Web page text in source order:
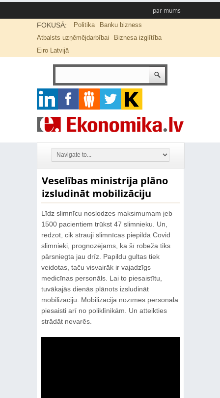
par mums
FOKUSĀ: Politika
Banku bizness
Atbalsts uzņēmējdarbībai
Biznesa izglītība
Eiro Latvijā
Veselības ministrija plāno
izsludināt mobilizāciju
Līdz slimnīcu noslodzes maksimumam jeb
1500 pacientiem trūkst 47 slimnieku. Un,
redzot, cik strauji slimnīcas piepilda Covid
slimnieki, prognozējams, ka šī robeža tiks
pārsniegta jau drīz. Papildu gultas tiek
veidotas, taču visvairāk ir vajadzīgs
medicīnas personāls. Lai to piesaistītu,
tuvākajās dienās plānots izsludināt
mobilizāciju. Mobilizācija nozīmēs personāla
piesaisti arī no poliklīnikām. Un atteikties
strādāt nevarēs.